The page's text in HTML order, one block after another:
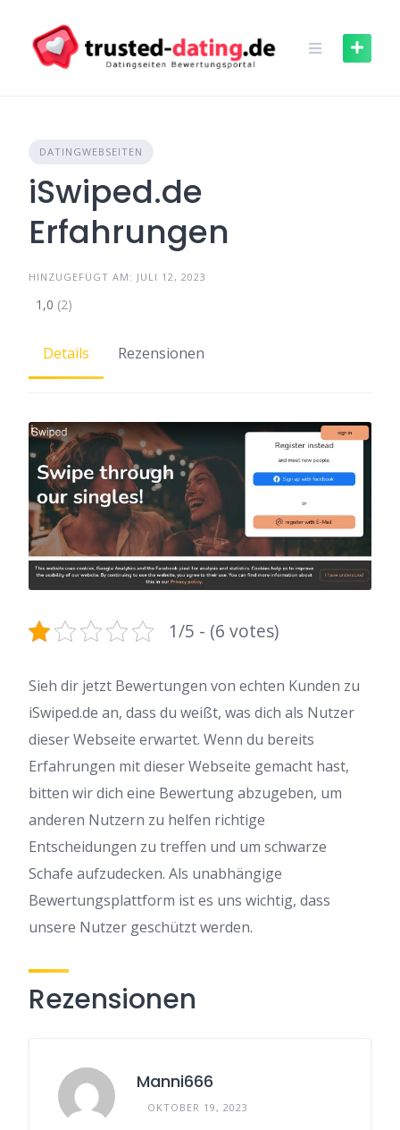
content
DATINGWEBSEITEN
iSwiped.de
Erfahrungen
HINZUGEFÜGT AM: JULI 12, 2023
1,0 (2)
Details Rezensionen
1/5 - (6 votes)
Sieh dir jetzt Bewertungen von echten Kunden zu
iSwiped.de an, dass du weißt, was dich als Nutzer
dieser Webseite erwartet. Wenn du bereits
Erfahrungen mit dieser Webseite gemacht hast,
bitten wir dich eine Bewertung abzugeben, um
anderen Nutzern zu helfen richtige
Entscheidungen zu treffen und um schwarze
Schafe aufzudecken. Als unabhängige
Bewertungsplattform ist es uns wichtig, dass
unsere Nutzer geschützt werden.
Rezensionen
Manni666
OKTOBER 19, 2023